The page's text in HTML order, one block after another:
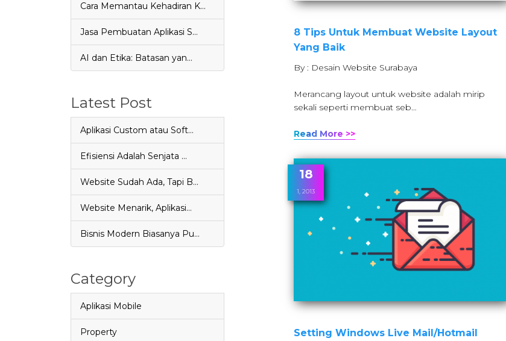
Cara Memantau Kehadiran K…
Jasa Pembuatan Aplikasi S…
AI dan Etika: Batasan yan…
Latest Post
Aplikasi Custom atau Soft…
Efisiensi Adalah Senjata …
Website Sudah Ada, Tapi B…
Website Menarik, Aplikasi…
Bisnis Modern Biasanya Pu…
Category
Aplikasi Mobile
Property
8 Tips Untuk Membuat Website Layout
Yang Baik
By : Desain Website Surabaya
Merancang layout untuk website adalah mirip
sekali seperti membuat seb…
Read More >>
18
1, 2013
Setting Windows Live Mail/Hotmail